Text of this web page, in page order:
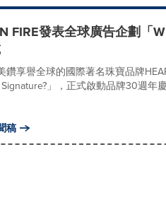
FIRE發表全球廣告企劃「
鑽享譽全球的國際著名珠寶品牌
Signature?」，正式啟動品牌30週年
稿